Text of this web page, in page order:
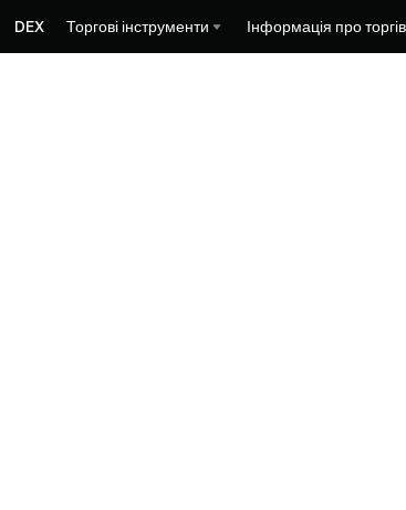
DEX Торгові інструменти Інформація про